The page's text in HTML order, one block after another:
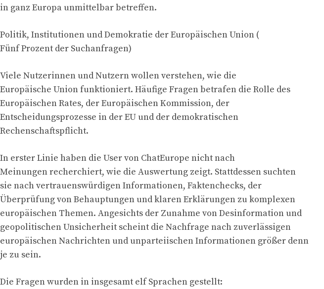
in ganz Europa unmittelbar betreffen.
Politik, Institutionen und Demokratie der Europäischen Union (
Fünf Prozent der Suchanfragen)
Viele Nutzerinnen und Nutzern wollen verstehen, wie die
Europäische Union funktioniert. Häufige Fragen betrafen die Rolle des
Europäischen Rates, der Europäischen Kommission, der
Entscheidungsprozesse in der EU und der demokratischen
Rechenschaftspflicht.
In erster Linie haben die User von ChatEurope nicht nach
Meinungen recherchiert, wie die Auswertung zeigt. Stattdessen suchten
sie nach vertrauenswürdigen Informationen, Faktenchecks, der
Überprüfung von Behauptungen und klaren Erklärungen zu komplexen
europäischen Themen. Angesichts der Zunahme von Desinformation und
geopolitischen Unsicherheit scheint die Nachfrage nach zuverlässigen
europäischen Nachrichten und unparteiischen Informationen größer denn
je zu sein.
Die Fragen wurden in insgesamt elf Sprachen gestellt: